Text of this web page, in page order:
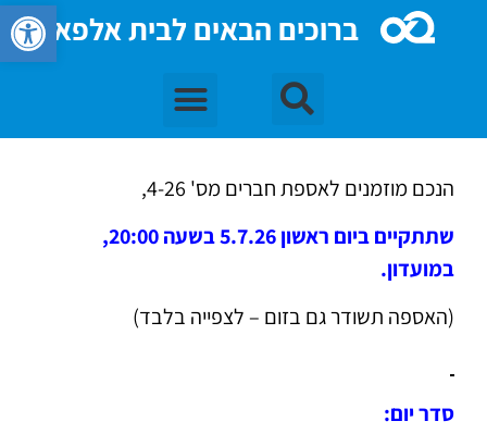
פתח ברוכים הבאים לבית אלפא
הנכם מוזמנים לאספת חברים מס' 4-26,
שתתקיים ביום ראשון 5.7.26 בשעה 20:00,
במועדון.
(האספה תשודר גם בזום – לצפייה בלבד)
סדר יום: